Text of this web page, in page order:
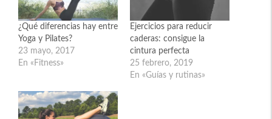
¿Qué diferencias hay entre
Yoga y Pilates?
23 mayo, 2017
En «Fitness»
Ejercicios para reducir
caderas: consigue la
cintura perfecta
25 febrero, 2019
En «Guías y rutinas»